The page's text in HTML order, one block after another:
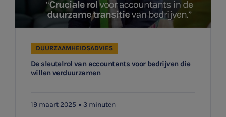
De sleutelrol van accountants voor bedrijven die
willen verduurzamen
DUURZAAMHEIDSADVIES
19 maart 2025 3 minuten